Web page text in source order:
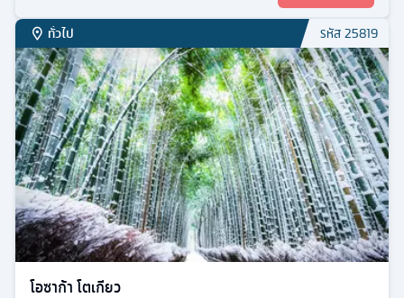
กระเช้าลอยฟ้าฮาโกเน่โคมากาตาเกะ - ฮาโกเน่ - ศาลเจ้าฮา
โกเน่ - โกเท็มบะพรีเมี่ยมเอาท์เลต - ยามานาชิ - ออนเซ็น -
ดิวตี้ฟรี
เริ่มต้น30,888 ดูรายละเอียด
ทั่วไป รหัส24702